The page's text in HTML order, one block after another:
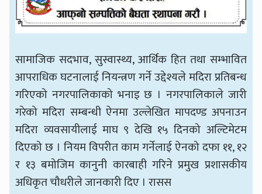
सामाजिक सदभाव, सुस्वास्थ्य, आर्थिक हित तथा सम्भावित
आपराधिक घटनालाई नियन्त्रण गर्ने उद्देश्यले मदिरा प्रतिबन्ध
गरिएको नगरपालिकाको भनाइ छ । नगरपालिकाले जारी
गरेको मदिरा सम्बन्धी ऐनमा उल्लेखित मापदण्ड अपनाउन
मदिरा व्यवसायीलाई माघ ९ देखि १५ दिनको अल्टिमेटम
दिएको छ । नियम विपरीत काम गर्नेलाई ऐनको दफा ११, १२
र १३ बमोजिम कानुनी कारबाही गरिने प्रमुख प्रशासकीय
अधिकृत चौधरीले जानकारी दिए । रासस